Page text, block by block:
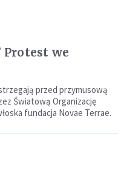
Protest we
przed przymusową
Światową Organizację
fundacja Novae Terrae.